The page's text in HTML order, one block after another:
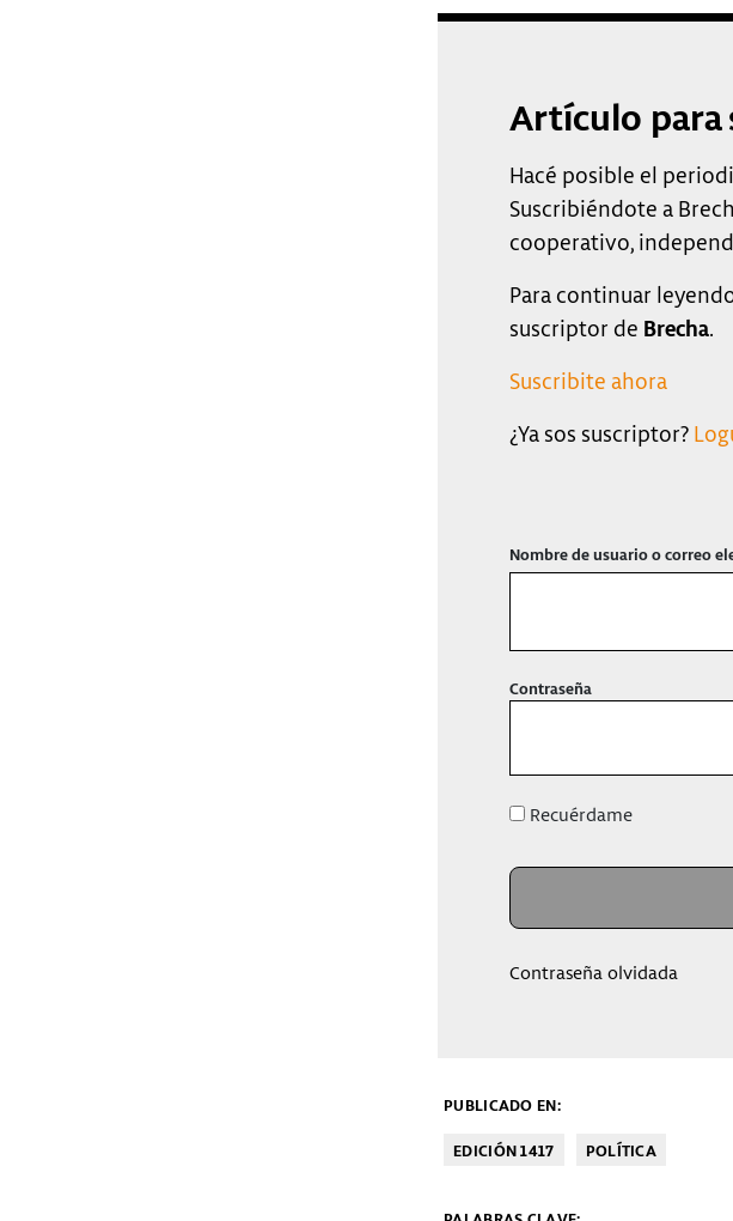
Artículo para
Hacé posible el
Suscribiéndote a
cooperativo,
Para continuar
suscriptor de Brecha.
Suscribite ahora
¿Ya sos suscriptor?
Nombre de usuario o correo
Contraseña
Recuérdame
Contraseña olvidada
PUBLICADO EN:
EDICIÓN 1417
POLÍTICA